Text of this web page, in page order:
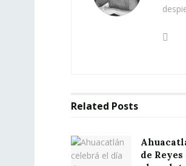
Related Posts
de